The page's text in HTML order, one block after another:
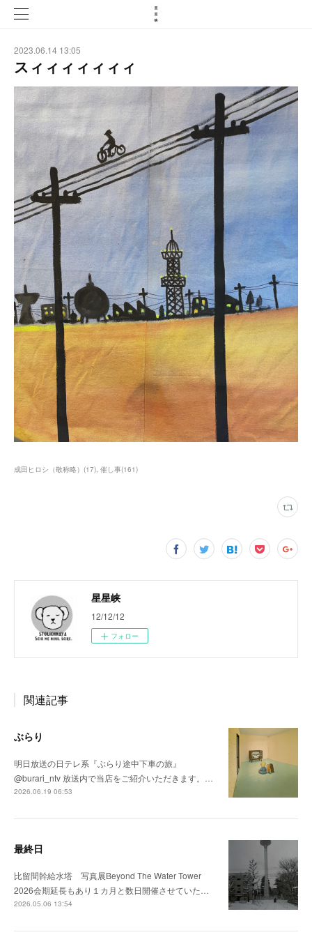
2023.06.14 13:05
スィィィィィィィ
成田ヒロシ（敬称略） (17) 催し事(161)
星星峡
12/12/12
フォロー
関連記事
ぶらり
明日放送の日テレ系『ぶらり途中下車の旅』
@burari_ntv 放送内で当店をご紹介いただきます。…
2026.06.19 06:53
最終日
比留間幹給水塔 写真展Beyond The Water Tower
2026会期延長もあり１カ月と数日開催させていた…
2026.05.06 13:54